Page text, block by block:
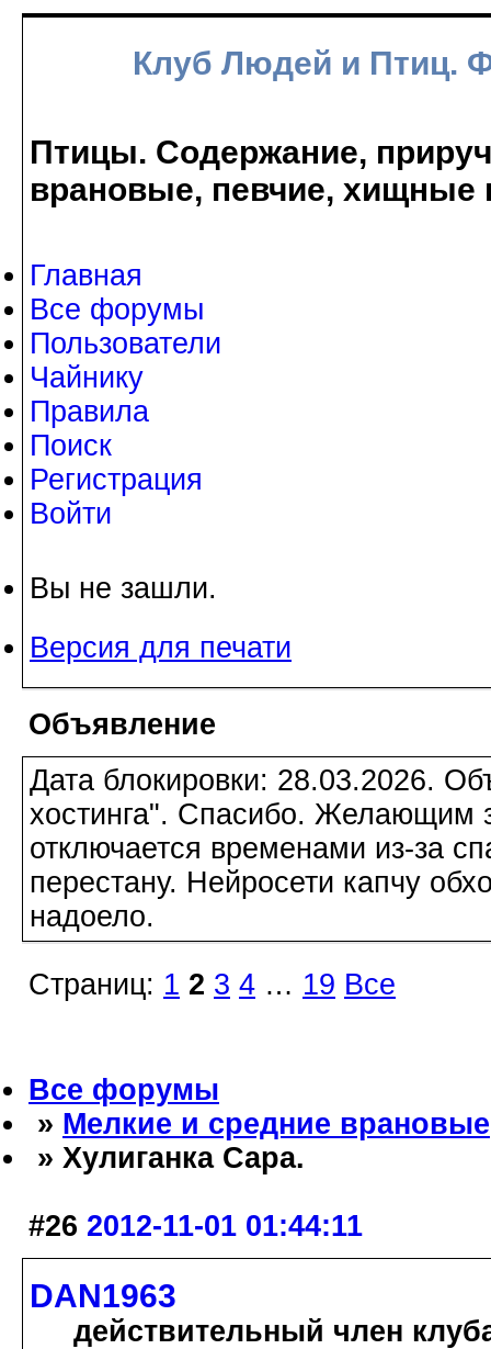
Клуб Людей и Птиц.
Птицы. Содержание,
врановые, певчие, хищные
Главная
Все форумы
Пользователи
Чайнику
Правила
Поиск
Регистрация
Войти
Вы не зашли.
Версия для печати
Объявление
Дата блокировки: 28.03.2026.
хостинга". Спасибо. Желающим
отключается временами из-за
перестану. Нейросети капчу
надоело.
Страниц: 1 2 3 4 … 19 Все
Все форумы
» Мелкие и средние врановые
» Хулиганка Сара.
#26 2012-11-01 01:44:11
DAN1963
действительный член